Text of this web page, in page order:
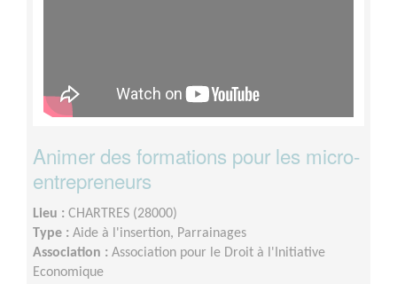
Animer des formations pour les micro-
entrepreneurs
Lieu : CHARTRES (28000)
Type : Aide à l'insertion, Parrainages
Association : Association pour le Droit à l'Initiative
Economique